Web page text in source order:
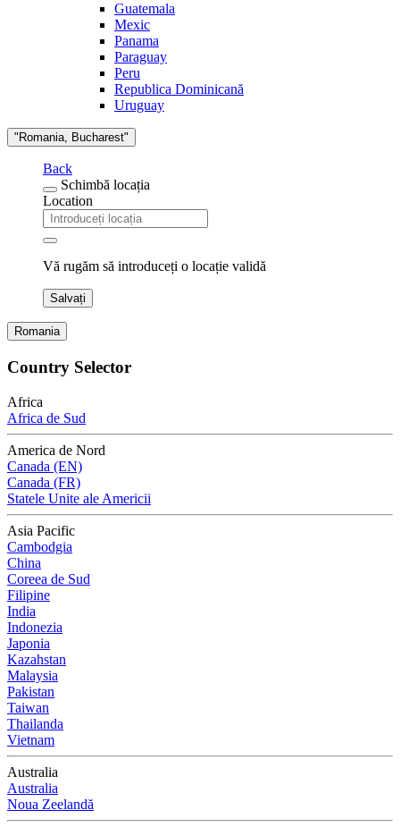
Guatemala
Mexic
Panama
Paraguay
Peru
Republica Dominicană
Uruguay
"Romania, Bucharest"
Back
Schimbă locația
Location
Vă rugăm să introduceți o locație validă
Salvați
Romania
Country Selector
Africa
Africa de Sud
America de Nord
Canada (EN)
Canada (FR)
Statele Unite ale Americii
Asia Pacific
Cambodgia
China
Coreea de Sud
Filipine
India
Indonezia
Japonia
Kazahstan
Malaysia
Pakistan
Taiwan
Thailanda
Vietnam
Australia
Australia
Noua Zeelandă